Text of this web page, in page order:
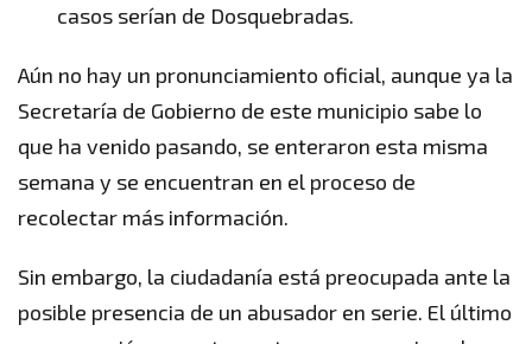
casos serían de Dosquebradas.
Aún no hay un pronunciamiento oficial, aunque ya la
Secretaría de Gobierno de este municipio sabe lo
que ha venido pasando, se enteraron esta misma
semana y se encuentran en el proceso de
recolectar más información.
Sin embargo, la ciudadanía está preocupada ante la
posible presencia de un abusador en serie. El último